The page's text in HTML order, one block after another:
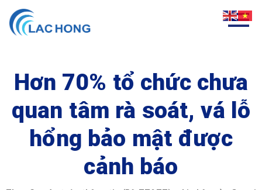
Hơn 70% tổ chức chưa
quan tâm rà soát, vá lỗ
hổng bảo mật được
cảnh báo